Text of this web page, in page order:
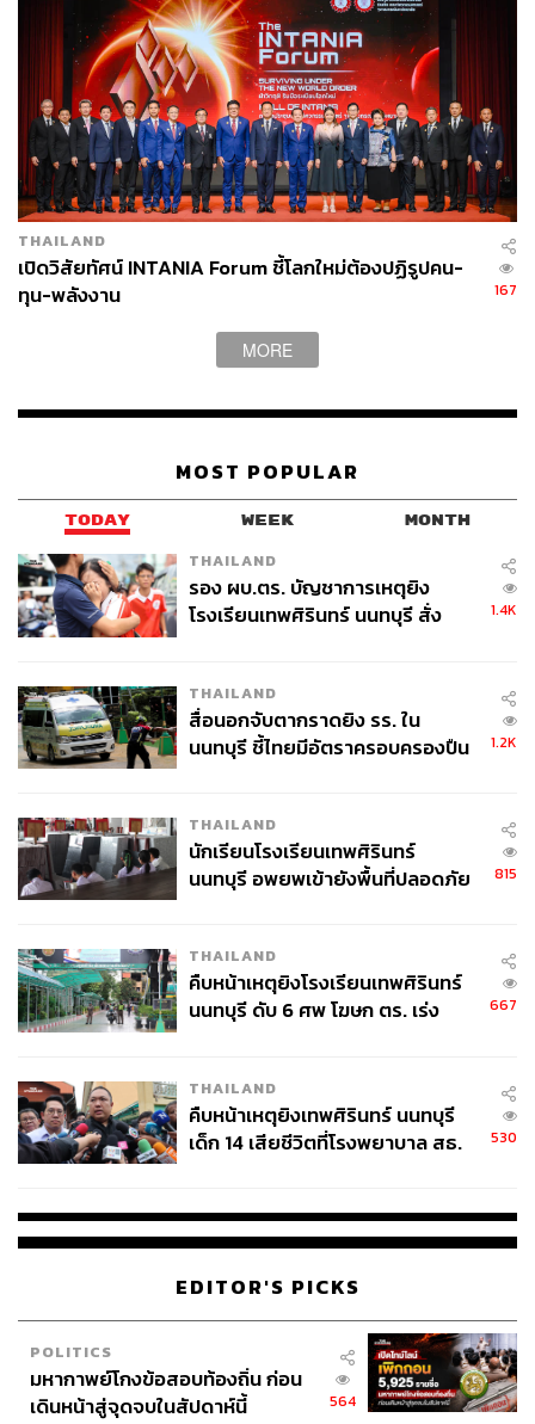
THAILAND
เปิดวิสัยทัศน์ INTANIA Forum ชี้โลกใหม่ต้องปฏิรูปคน-
ทุน-พลังงาน
167
MORE
MOST POPULAR
TODAY WEEK MONTH
THAILAND
รอง ผบ.ตร. บัญชาการเหตุยิง
โรงเรียนเทพศิรินทร์ นนทบุรี สั่ง
1.4K
THAILAND
สื่อนอกจับตากราดยิง รร. ใน
นนทบุรี ชี้ไทยมีอัตราครอบครองปืน
1.2K
THAILAND
นักเรียนโรงเรียนเทพศิรินทร์
นนทบุรี อพยพเข้ายังพื้นที่ปลอดภัย
815
THAILAND
คืบหน้าเหตุยิงโรงเรียนเทพศิรินทร์
นนทบุรี ดับ 6 ศพ โฆษก ตร. เร่ง
667
THAILAND
คืบหน้าเหตุยิงเทพศิรินทร์ นนทบุรี
เด็ก 14 เสียชีวิตที่โรงพยาบาล สธ.
530
EDITOR'S PICKS
POLITICS
มหากาพย์โกงข้อสอบท้องถิ่น ก่อน
เดินหน้าสู่จุดจบในสัปดาห์นี้
564